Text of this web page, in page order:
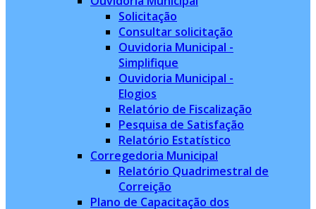
Solicitação
Consultar solicitação
Ouvidoria Municipal -
Simplifique
Ouvidoria Municipal -
Elogios
Relatório de Fiscalização
Pesquisa de Satisfação
Relatório Estatístico
Corregedoria Municipal
Relatório Quadrimestral de
Correição
Plano de Capacitação dos